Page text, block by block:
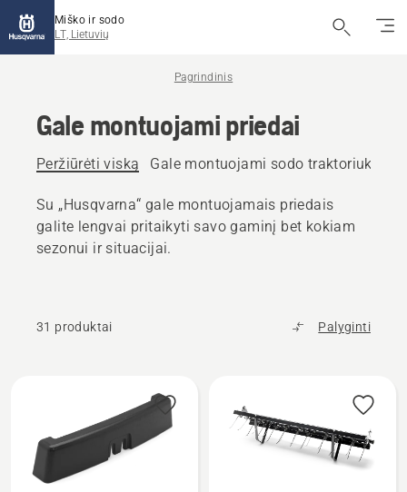
Miško ir sodo
LT, Lietuvių
Pagrindinis
Gale montuojami priedai
Peržiūrėti viską Gale montuojami sodo traktoriuko
Su „Husqvarna“ gale montuojamais priedais
galite lengvai pritaikyti savo gaminį bet kokiam
sezonui ir situacijai.
31 produktai Palyginti
produktus